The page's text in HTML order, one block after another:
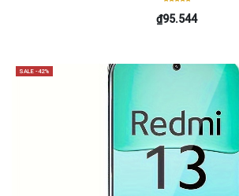
₫95.544
SALE -42%